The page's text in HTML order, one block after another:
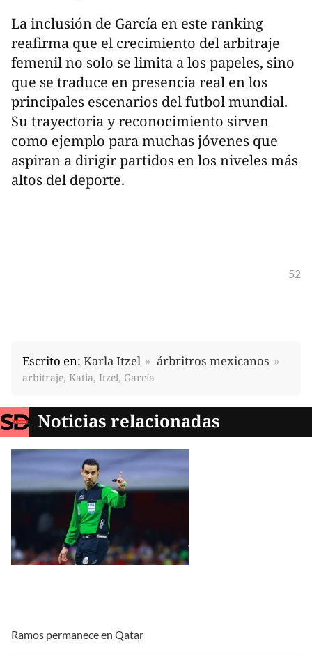
La inclusión de García en este ranking
reafirma que el crecimiento del arbitraje
femenil no solo se limita a los papeles, sino
que se traduce en presencia real en los
principales escenarios del futbol mundial.
Su trayectoria y reconocimiento sirven
como ejemplo para muchas jóvenes que
aspiran a dirigir partidos en los niveles más
altos del deporte.
52
Escrito en: Karla Itzel árbritros mexicanos
arbitraje, Katia, Itzel, García
Noticias relacionadas
Ramos permanece en Qatar